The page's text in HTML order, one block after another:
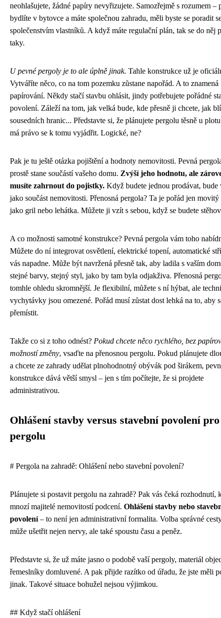
neohlašujete, žádné papíry nevyřizujete. Samozřejmě s rozumem –
bydlíte v bytovce a máte společnou zahradu, měli byste se poradit
společenstvím vlastníků. A když máte regulační plán, tak se do něj
taky.
U pevné pergoly je to ale úplně jinak. Tahle konstrukce už je
Vytváříte něco, co na tom pozemku zůstane napořád. A to znamená
papírování. Někdy stačí stavbu ohlásit, jindy potřebujete pořádné
povolení. Záleží na tom, jak velká bude, kde přesně ji chcete, jak
sousedních hranic... Představte si, že plánujete pergolu těsně u
má právo se k tomu vyjádřit. Logické, ne?
Pak je tu ještě otázka pojištění a hodnoty nemovitosti. Pevná
prostě stane součástí vašeho domu. Zvýší jeho hodnotu, ale
musíte zahrnout do pojistky. Když budete jednou prodávat, bude
jako součást nemovitosti. Přenosná pergola? Ta je pořád jen movitý
jako gril nebo lehátka. Můžete ji vzít s sebou, když se budete
A co možnosti samotné konstrukce? Pevná pergola vám toho
Můžete do ní integrovat osvětlení, elektrické topení, automatické
vás napadne. Může být navržená přesně tak, aby ladila s vaším
stejné barvy, stejný styl, jako by tam byla odjakživa. Přenosná
tomhle ohledu skromnější. Je flexibilní, můžete s ní hýbat, ale
vychytávky jsou omezené. Pořád musí zůstat dost lehká na to, aby
přemístit.
Takže co si z toho odnést? Pokud chcete něco rychlého, bez
možností změny, vsaďte na přenosnou pergolu. Pokud plánujete
a chcete ze zahrady udělat plnohodnotný obývák pod širákem,
konstrukce dává větší smysl – jen s tím počítejte, že si projdete
administrativou.
Ohlášení stavby versus stavební povolení pro
pergolu
# Pergola na zahradě: Ohlášení nebo stavební povolení?
Plánujete si postavit pergolu na zahradě? Pak vás čeká rozhodnutí,
mnozí majitelé nemovitostí podcení. Ohlášení stavby nebo
povolení– to není jen administrativní formalita. Volba správné
může ušetřit nejen nervy, ale také spoustu času a peněz.
Představte si, že už máte jasno o podobě vaší pergoly, materiál
řemeslníky domluvené. A pak přijde razítko od úřadu, že jste měli
jinak. Takové situace bohužel nejsou výjimkou.
## Když stačí ohlášení